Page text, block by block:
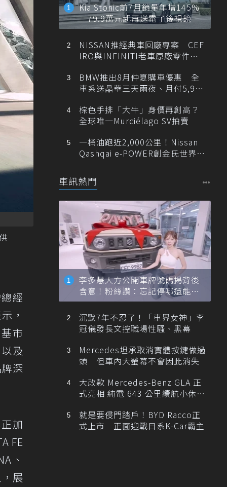
經
，
市
及
深
加
FE
、
展
Kia Stonic前7月銷量年增145%
79.9萬元起再送電子後視鏡
NISSAN推經典車回廠專案 CEF
IRO與INFINITI老車原廠零件最
BMW推出8月仲夏購車優惠 全
車系送晶華三天兩夜、月付5,900
棕色手排「大牛」身價再創高？
全球唯一Murciélago SV拍賣
一桶油跑近2,000公里！Nissan
Qashqai e-POWER創金氏世界紀
車訊熱門
李多慧大方公開車牌號碼揭背後
含意！粉絲讚：忘記停哪還能幫
忙找車
沉默7年不忍了！「車界女神」李
冠儀發長文控職場性騷、黑幕
Mercedes坦承取消實體按鍵做過
頭 但車內大螢幕不會因此消失
大改款 Mercedes-Benz GLA 正
式亮相 純電 643 公里續航小休
就是要侵門踏戶！BYD Racco正
式上市 正面迎戰日系K-Car霸主